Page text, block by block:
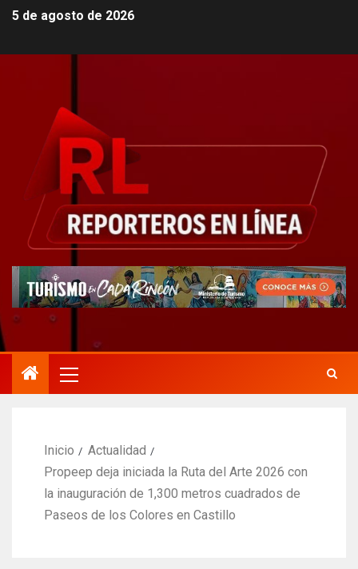
5 de agosto de 2026
Inicio
Actualidad
Propeep deja iniciada la Ruta del Arte 2026 con
la inauguración de 1,300 metros cuadrados de
Paseos de los Colores en Castillo